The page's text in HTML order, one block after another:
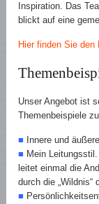
Inspiration. Das
blickt auf eine
Hier finden Sie
Unser Angebot ist
Themenbeispiele
■ Innere und
■ Mein
leitet einmal die
durch die „Wildnis“
■